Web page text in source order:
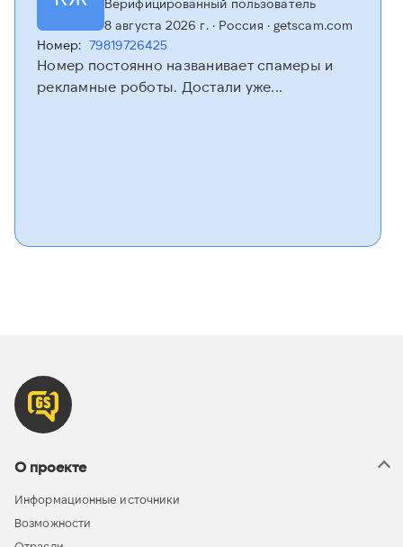
Верифицированный пользователь
8 августа 2026 г.· Россия · getscam.com
Номер: 79819726425
Номер постоянно названивает спамеры и
рекламные роботы. Достали уже...
О проекте
Информационные источники
Возможности